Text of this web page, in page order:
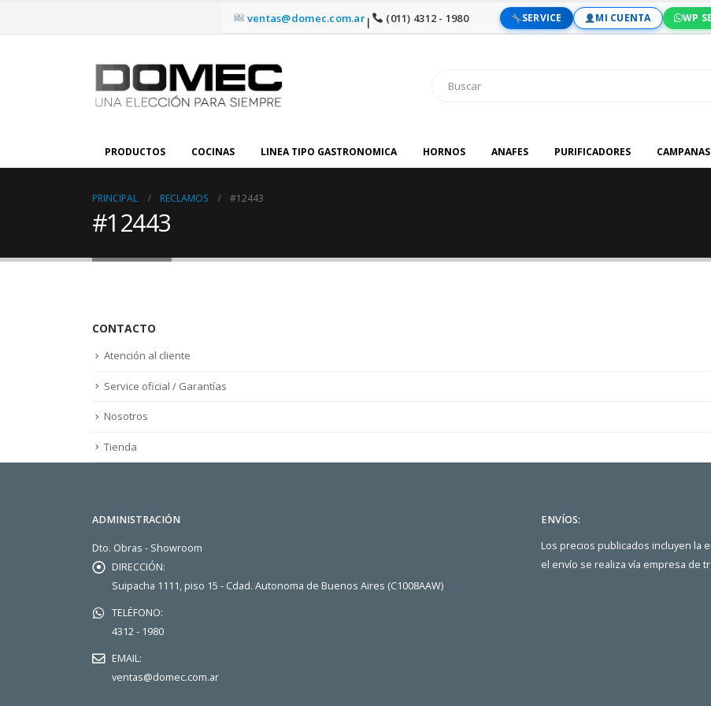
ventas@domec.com.ar| (011) 4312 - 1980 SERVICE MI CUENTA WP
PRODUCTOS COCINAS LINEA TIPO GASTRONOMICA HORNOS ANAFES PURIFICADORES CAMPANAS
PRINCIPAL RECLAMOS #12443
#12443
CONTACTO
Atención al cliente
Service oficial / Garantías
Nosotros
Tienda
ADMINISTRACIÓN
Dto. Obras - Showroom
DIRECCIÓN:
Suipacha 1111, piso 15 - Cdad. Autonoma de Buenos Aires (C1008AAW)
TELÉFONO:
4312 - 1980
EMAIL:
ventas@domec.com.ar
ENVÍOS:
Los precios publicados incluyen la
el envío se realiza vía empresa de